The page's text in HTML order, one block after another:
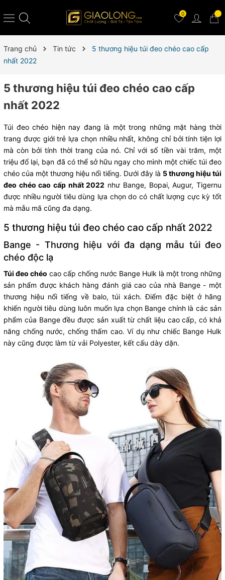
0
Trang chủ Tin tức
5 thương hiệu túi đeo chéo cao cấp
nhất 2022
5 thương hiệu túi đeo chéo cao cấp
nhất 2022
Túi đeo chéo hiện nay đang là một trong những mặt hàng thời
trang được giới trẻ lựa chọn nhiều nhất, không chỉ bởi tính tiện lợi
mà còn bởi tính thời trang của nó. Chỉ với số tiền vài trăm, một
triệu đổ lại, bạn đã có thể sở hữu ngay cho mình một chiếc túi đeo
chéo của một thương hiệu nổi tiếng. Dưới đây là 5 thương hiệu túi
đeo chéo cao cấp nhất 2022 như Bange, Bopai, Augur, Tigernu
được nhiều người tiêu dùng lựa chọn do có chất lượng cực kỳ tốt
mà mẫu mã cũng đa dạng.
5 thương hiệu túi đeo chéo cao cấp nhất 2022
Bange - Thương hiệu với đa dạng mẫu túi đeo
chéo độc lạ
Túi đeo chéo cao cấp chống nước Bange Hulk là một trong những
sản phẩm được khách hàng đánh giá cao của nhà Bange - một
thương hiệu nổi tiếng về balo, túi xách. Điểm đặc biệt ở hãng
khiến người tiêu dùng luôn muốn lựa chọn Bange chính là các sản
phẩm của Bange đều được sản xuất từ chất liệu cao cấp, có khả
năng chống nước, chống thấm cao. Ví dụ như chiếc Bange Hulk
này cũng được làm từ vải Polyester, kết cấu dày dặn.